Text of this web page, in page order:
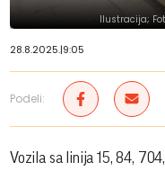
Ilustracija;
28.8.2025.|9:05
Podeli:
Vozila sa linija 15, 84,